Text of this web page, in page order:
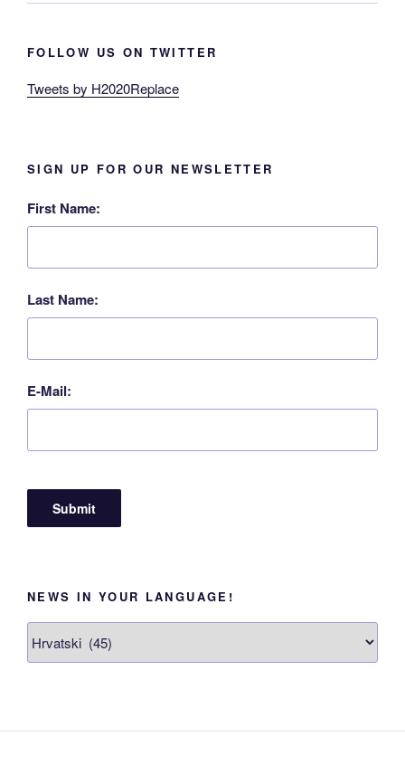
FOLLOW US ON TWITTER
Tweets by H2020Replace
SIGN UP FOR OUR NEWSLETTER
First Name:
Last Name:
E-Mail:
NEWS IN YOUR LANGUAGE!
in